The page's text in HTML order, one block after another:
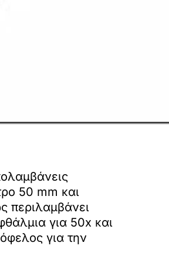
50 mm και
περιλαμβάνει
για 50x και
για την